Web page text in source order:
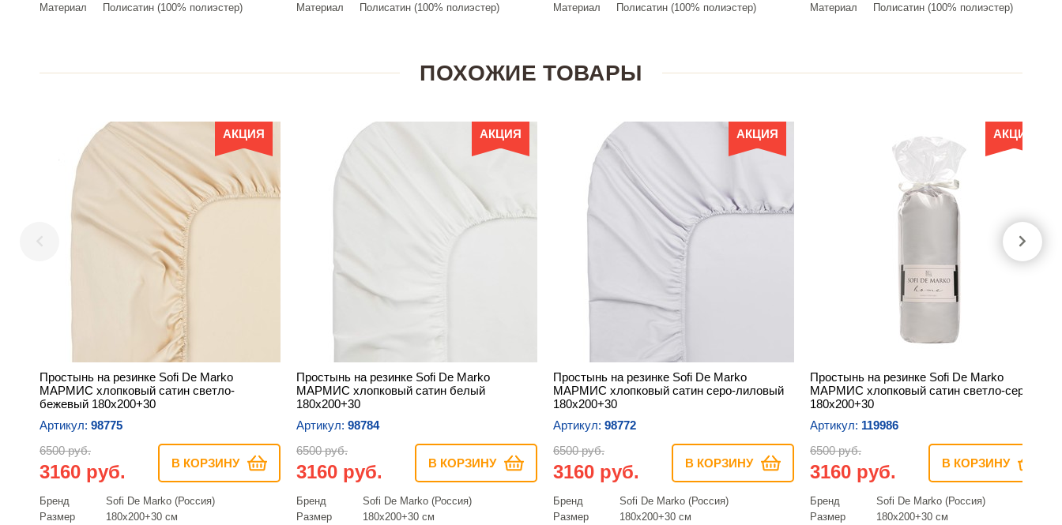
Материал
Полисатин (100% полиэстер)
Материал
Полисатин (100% полиэстер)
Материал
Полисатин (100% полиэстер)
Материал
Полисатин (100% полиэстер)
ПОХОЖИЕ ТОВАРЫ
АКЦИЯ
Простынь на резинке Sofi De Marko
МАРМИС хлопковый сатин светло-
бежевый 180х200+30
Артикул: 98775
6500 руб.
3160 руб. В КОРЗИНУ
Бренд
Sofi De Marko (Россия)
Размер
180х200+30 см
АКЦИЯ
Простынь на резинке Sofi De Marko
МАРМИС хлопковый сатин белый
180х200+30
Артикул: 98784
6500 руб.
3160 руб. В КОРЗИНУ
Бренд
Sofi De Marko (Россия)
Размер
180х200+30 см
АКЦИЯ
Простынь на резинке Sofi De Marko
МАРМИС хлопковый сатин серо-лиловый
180х200+30
Артикул: 98772
6500 руб.
3160 руб. В КОРЗИНУ
Бренд
Sofi De Marko (Россия)
Размер
180х200+30 см
АКЦИЯ
Простынь на резинке Sofi De Marko
МАРМИС хлопковый сатин светло-серый
180х200+30
Артикул: 119986
6500 руб.
3160 руб. В КОРЗИНУ
Бренд
Sofi De Marko (Россия)
Размер
180х200+30 см